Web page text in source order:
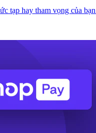
tạp hay tham vọng của